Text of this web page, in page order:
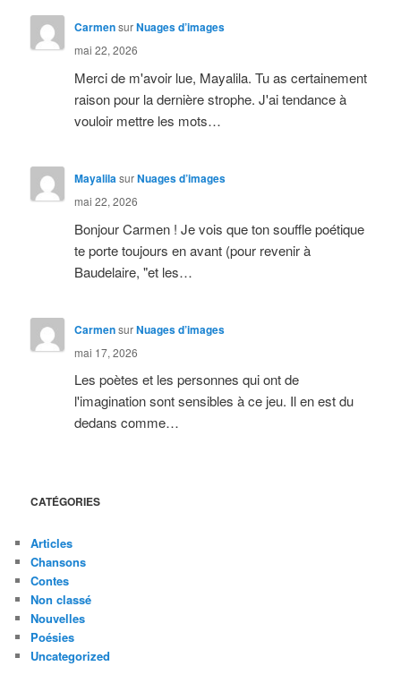
CarmensurNuages d’images
mai 22, 2026
Merci de m'avoir lue, Mayalila. Tu as certainement
raison pour la dernière strophe. J'ai tendance à
vouloir mettre les mots…
MayalilasurNuages d’images
mai 22, 2026
Bonjour Carmen ! Je vois que ton souffle poétique
te porte toujours en avant (pour revenir à
Baudelaire, "et les…
CarmensurNuages d’images
mai 17, 2026
Les poètes et les personnes qui ont de
l'imagination sont sensibles à ce jeu. Il en est du
dedans comme…
CATÉGORIES
Articles
Chansons
Contes
Non classé
Nouvelles
Poésies
Uncategorized